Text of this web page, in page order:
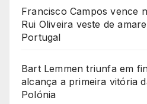
Francisco Campos vence
Rui Oliveira veste de
Portugal
Bart Lemmen triunfa em
alcança a primeira vitória
Polónia